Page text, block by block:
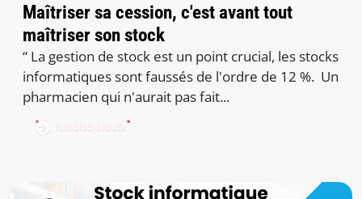
Maîtriser sa cession, c'est avant tout
maîtriser son stock
“ La gestion de stock est un point crucial, les stocks
informatiques sont faussés de l'ordre de 12 %. Un
pharmacien qui n'aurait pas fait...
LIRE LE BILLET